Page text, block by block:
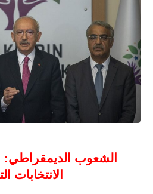
الشعوب الديمقراطي:
الانتخابات